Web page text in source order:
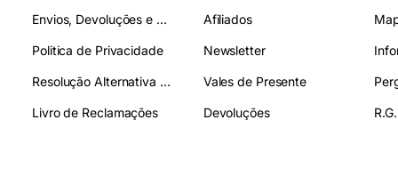
Envios, Devoluções e Pagamentos
Politica de Privacidade
Resolução Alternativa de Litígios
Livro de Reclamações
Afiliados
Newsletter
Vales de Presente
Devoluções